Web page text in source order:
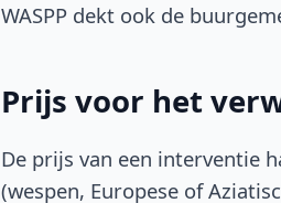
WASPP dekt ook de
Prijs voor het
De prijs van een interventie
(wespen, Europese of